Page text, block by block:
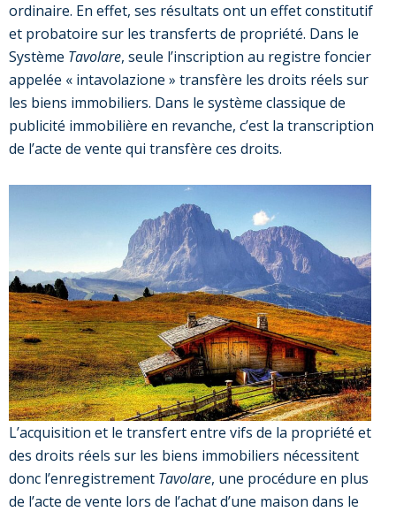
ordinaire. En effet, ses résultats ont un effet constitutif
et probatoire sur les transferts de propriété. Dans le
Système Tavolare, seule l’inscription au registre foncier
appelée « intavolazione » transfère les droits réels sur
les biens immobiliers. Dans le système classique de
publicité immobilière en revanche, c’est la transcription
de l’acte de vente qui transfère ces droits.
L’acquisition et le transfert entre vifs de la propriété et
des droits réels sur les biens immobiliers nécessitent
donc l’enregistrement Tavolare, une procédure en plus
de l’acte de vente lors de l’achat d’une maison dans le